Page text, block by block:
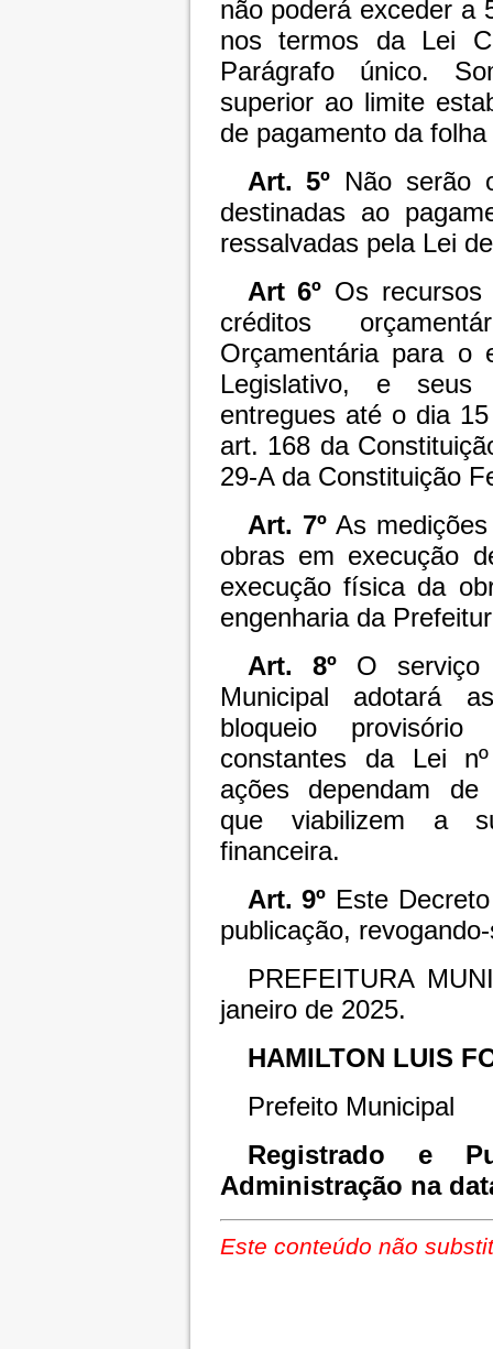
não poderá exceder a
nos termos da Lei
Parágrafo único.
superior ao limite
de pagamento da
Art. 5º Não serão
destinadas ao
ressalvadas pela Lei
Art 6º Os recursos
créditos
Orçamentária para o
Legislativo, e seus
entregues até o dia
art. 168 da
29-A da Constituição
Art. 7ºAs medições
obras em execução
execução física da
engenharia da
Art. 8ºO serviço
Municipal adotará
bloqueio
constantes da Lei
ações dependam de
que viabilizem a
financeira.
Art. 9º Este
publicação,
PREFEITURA
janeiro de 2025.
HAMILTON LUIS
Prefeito Municipal
Registrado e
Administração na
Este conteúdo não